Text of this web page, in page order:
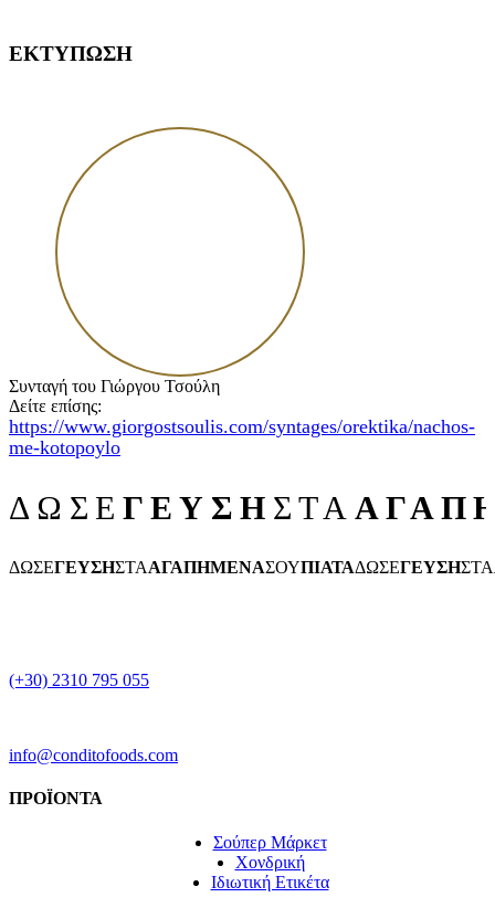
ΕΚΤΥΠΩΣΗ
Συνταγή του Γιώργου Τσούλη
Δείτε επίσης:
https://www.giorgostsoulis.com/syntages/orektika/nachos-
me-kotopoylo
ΔΩΣΕ ΓΕΥΣΗ ΣΤΑ
ΔΩΣΕΓΕΥΣΗΣΤΑΑΓΑΠΗΜΕΝΑΣΟΥΠΙΑΤΑΔΩΣΕΓΕΥΣΗΣΤΑ
(+30) 2310 795 055
info@conditofoods.com
ΠΡΟΪΟΝΤΑ
Σούπερ Μάρκετ
Χονδρική
Ιδιωτική Ετικέτα